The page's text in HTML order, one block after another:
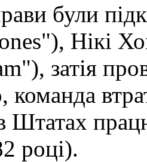
були
Нікі
затія
команда
Штатах
році).